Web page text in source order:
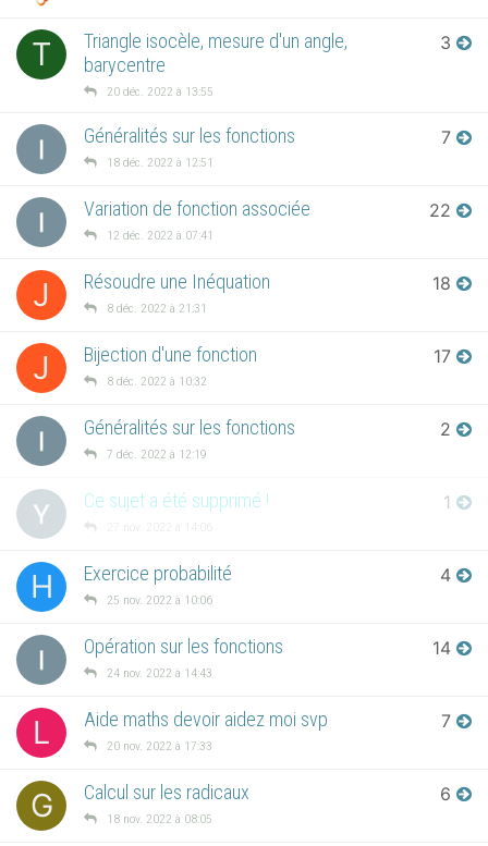
T
Triangle isocèle, mesure d'un angle,
barycentre
20 déc. 2022 à 13:55
3
Généralités sur les fonctions
18 déc. 2022 à 12:51
7
Variation de fonction associée
12 déc. 2022 à 07:41
22
J Résoudre une Inéquation
8 déc. 2022 à 21:31
18
J Bijection d'une fonction
8 déc. 2022 à 10:32
17
Généralités sur les fonctions
7 déc. 2022 à 12:19
2
Ce sujet a été supprimé !
27 nov. 2022 à 14:06
1
H Exercice probabilité
25 nov. 2022 à 10:06
4
Opération sur les fonctions
24 nov. 2022 à 14:43
14
L Aide maths devoir aidez moi svp
20 nov. 2022 à 17:33
7
G Calcul sur les radicaux
18 nov. 2022 à 08:05
6